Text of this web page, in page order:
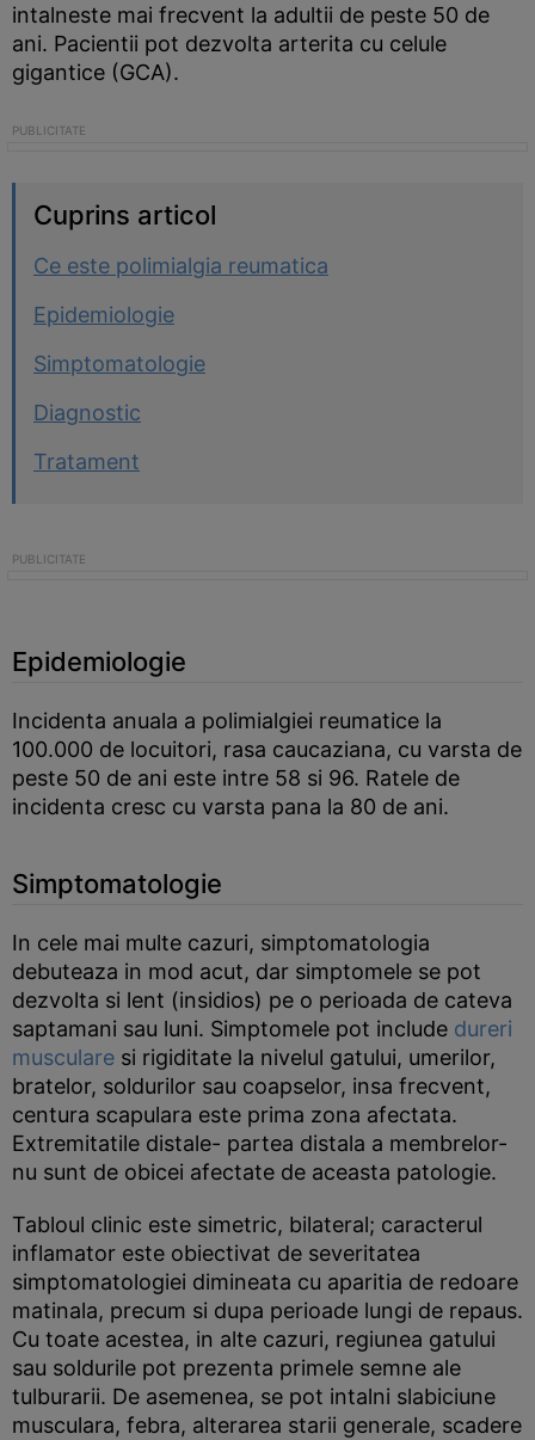
intalneste mai frecvent la adultii de peste 50 de
ani. Pacientii pot dezvolta arterita cu celule
gigantice (GCA).
Cuprins articol
Ce este polimialgia reumatica
Epidemiologie
Simptomatologie
Diagnostic
Tratament
Epidemiologie
Incidenta anuala a polimialgiei reumatice la
100.000 de locuitori, rasa caucaziana, cu varsta de
peste 50 de ani este intre 58 si 96. Ratele de
incidenta cresc cu varsta pana la 80 de ani.
Simptomatologie
In cele mai multe cazuri, simptomatologia
debuteaza in mod acut, dar simptomele se pot
dezvolta si lent (insidios) pe o perioada de cateva
saptamani sau luni. Simptomele pot include dureri
musculare si rigiditate la nivelul gatului, umerilor,
bratelor, soldurilor sau coapselor, insa frecvent,
centura scapulara este prima zona afectata.
Extremitatile distale- partea distala a membrelor-
nu sunt de obicei afectate de aceasta patologie.
Tabloul clinic este simetric, bilateral; caracterul
inflamator este obiectivat de severitatea
simptomatologiei dimineata cu aparitia de redoare
matinala, precum si dupa perioade lungi de repaus.
Cu toate acestea, in alte cazuri, regiunea gatului
sau soldurile pot prezenta primele semne ale
tulburarii. De asemenea, se pot intalni slabiciune
musculara, febra, alterarea starii generale, scadere